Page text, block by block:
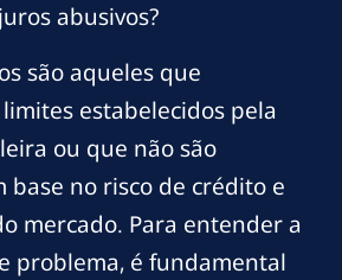
abusivos?
são aqueles que
estabelecidos pela
ou que não são
base no risco de crédito e
mercado. Para entender a
problema, é fundamental